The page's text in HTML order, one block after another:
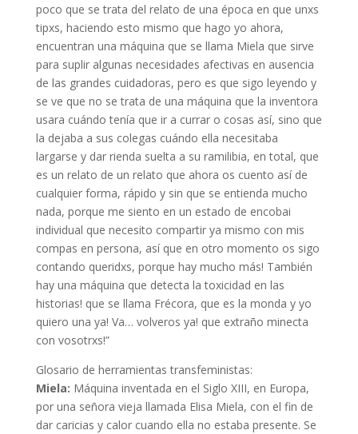
poco que se trata del relato de una época en que unxs
tipxs, haciendo esto mismo que hago yo ahora,
encuentran una máquina que se llama Miela que sirve
para suplir algunas necesidades afectivas en ausencia
de las grandes cuidadoras, pero es que sigo leyendo y
se ve que no se trata de una máquina que la inventora
usara cuándo tenía que ir a currar o cosas así, sino que
la dejaba a sus colegas cuándo ella necesitaba
largarse y dar rienda suelta a su ramilibia, en total, que
es un relato de un relato que ahora os cuento así de
cualquier forma, rápido y sin que se entienda mucho
nada, porque me siento en un estado de encobai
individual que necesito compartir ya mismo con mis
compas en persona, así que en otro momento os sigo
contando queridxs, porque hay mucho más! También
hay una máquina que detecta la toxicidad en las
historias! que se llama Frécora, que es la monda y yo
quiero una ya! Va… volveros ya! que extraño minecta
con vosotrxs!”
Glosario de herramientas transfeministas:
Miela: Máquina inventada en el Siglo XIII, en Europa,
por una señora vieja llamada Elisa Miela, con el fin de
dar caricias y calor cuando ella no estaba presente. Se